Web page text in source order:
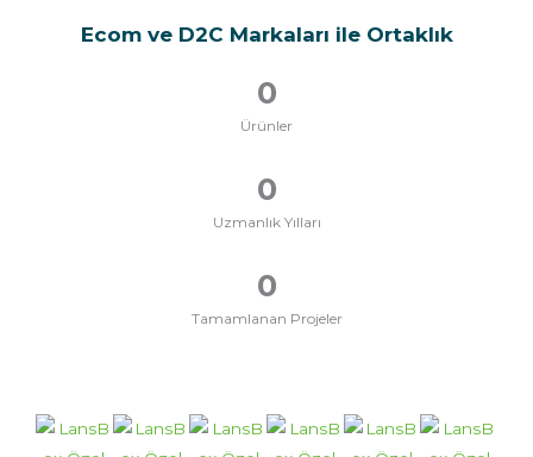
Ecom ve D2C Markaları ile Ortaklık
Ürünler
0
Uzmanlık Yılları
0
Tamamlanan Projeler
0